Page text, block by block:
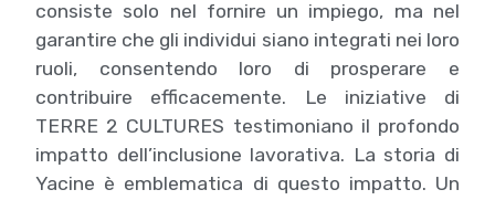
consiste solo nel fornire un impiego, ma nel
garantire che gli individui siano integrati nei loro
ruoli, consentendo loro di prosperare e
contribuire efficacemente. Le iniziative di
TERRE 2 CULTURES testimoniano il profondo
impatto dell’inclusione lavorativa. La storia di
Yacine è emblematica di questo impatto. Un